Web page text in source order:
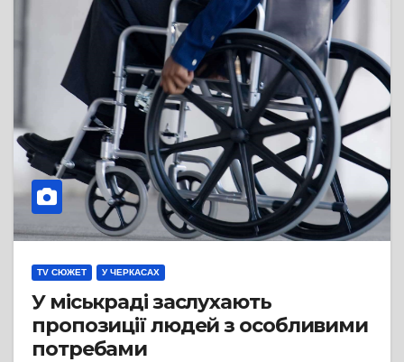
TV СЮЖЕТ У ЧЕРКАСАХ
У міськраді заслухають
пропозиції людей з особливими
потребами